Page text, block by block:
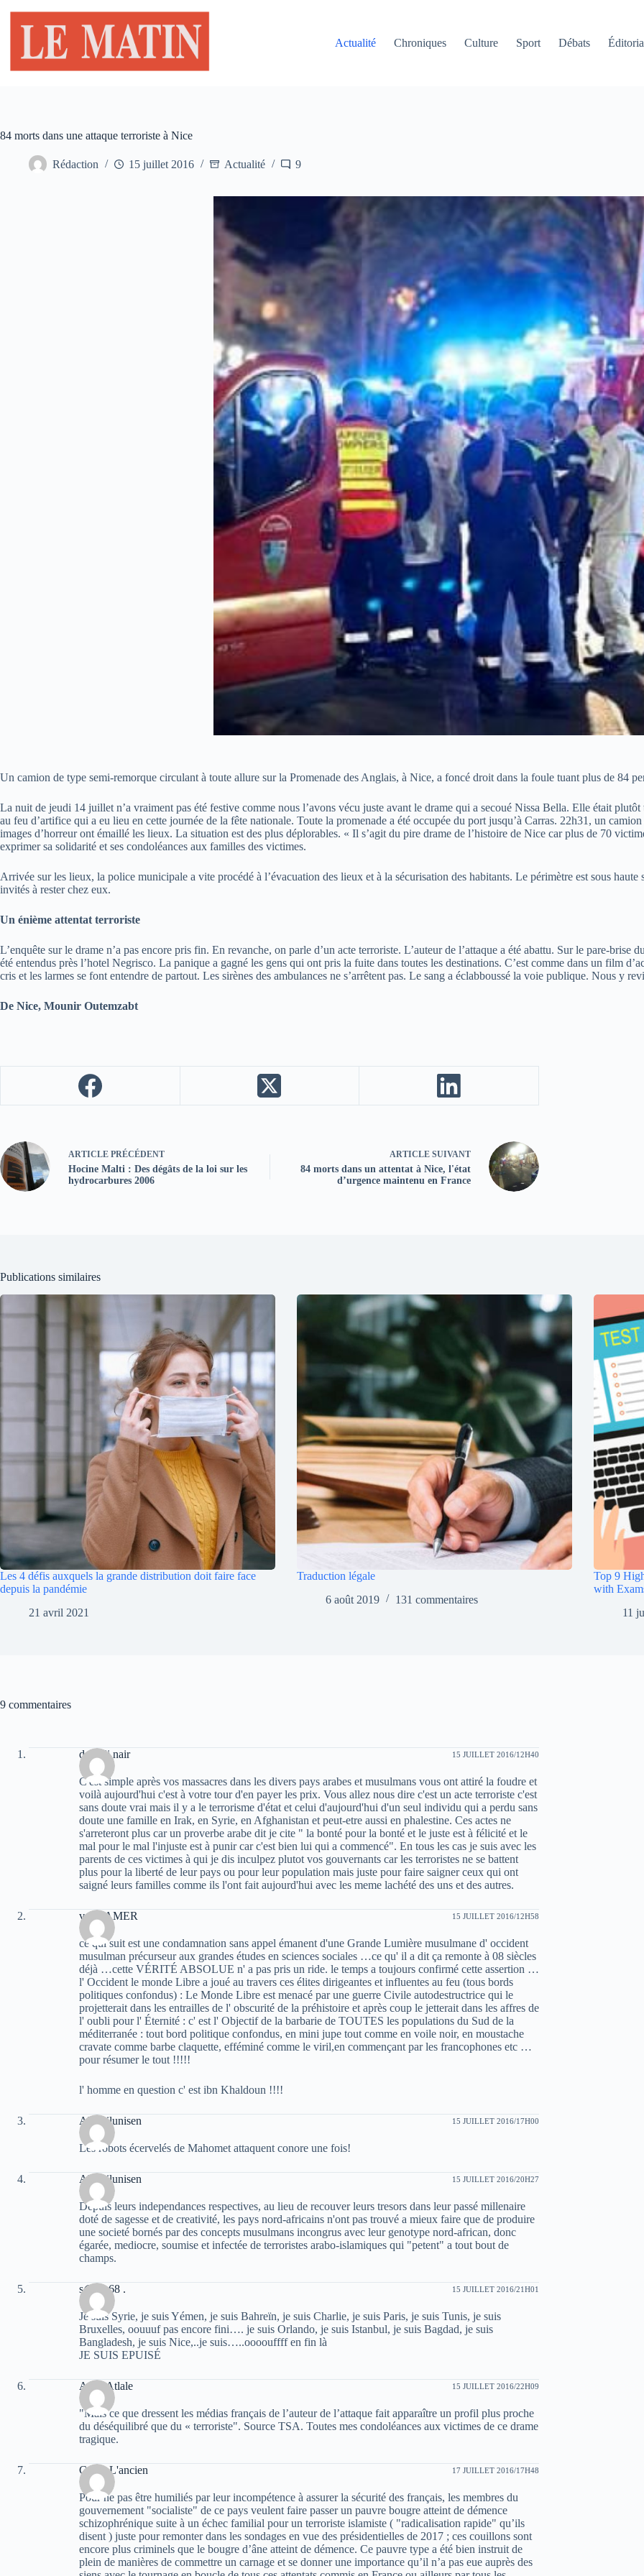
contenu
Actualité
Chroniques Culture Sport Débats
84 morts dans une attaque terroriste à Nice
Rédaction 15 juillet 2016 Actualité 9
Un camion de type semi-remorque circulant à toute allure sur la Promenade des Anglais, à Nice, a foncé droit dans la foule tuant plus de 84
La nuit de jeudi 14 juillet n’a vraiment pas été festive comme nous l’avons vécu juste avant le drame qui a secoué Nissa Bella. Elle était
au feu d’artifice qui a eu lieu en cette journée de la fête nationale. Toute la promenade a été occupée du port jusqu’à Carras. 22h31, un
images d’horreur ont émaillé les lieux. La situation est des plus déplorables. « Il s’agit du pire drame de l’histoire de Nice car plus de 70
exprimer sa solidarité et ses condoléances aux familles des victimes.
Arrivée sur les lieux, la police municipale a vite procédé à l’évacuation des lieux et à la sécurisation des habitants. Le périmètre est sous
invités à rester chez eux.
Un énième attentat terroriste
L’enquête sur le drame n’a pas encore pris fin. En revanche, on parle d’un acte terroriste. L’auteur de l’attaque a été abattu. Sur le pare-
été entendus près l’hotel Negrisco. La panique a gagné les gens qui ont pris la fuite dans toutes les destinations. C’est comme dans un film
cris et les larmes se font entendre de partout. Les sirènes des ambulances ne s’arrêtent pas. Le sang a éclabboussé la voie publique. Nous y
De Nice, Mounir Outemzabt
ARTICLE PRÉCÉDENT
Hocine Malti : Des dégâts de la loi sur les
hydrocarbures 2006
ARTICLE SUIVANT
84 morts dans un attentat à Nice, l'état
d’urgence maintenu en France
Publications similaires
Les 4 défis auxquels la grande distribution doit faire face
depuis la pandémie
21 avril 2021
Traduction légale
6 août 2019
131 commentaires
Top 9
with
11
9 commentaires
deradji nair 15 JUILLET 2016/12H40
C'est simple après vos massacres dans les divers pays arabes et musulmans vous ont attiré la foudre et
voilà aujourd'hui c'est à votre tour d'en payer les prix. Vous allez nous dire c'est un acte terroriste c'est
sans doute vrai mais il y a le terrorisme d'état et celui d'aujourd'hui d'un seul individu qui a perdu sans
doute une famille en Irak, en Syrie, en Afghanistan et peut-etre aussi en phalestine. Ces actes ne
s'arreteront plus car un proverbe arabe dit je cite " la bonté pour la bonté et le juste est à félicité et le
mal pour le mal l'injuste est à punir car c'est bien lui qui a commencé". En tous les cas je suis avec les
parents de ces victimes à qui je dis inculpez plutot vos gouvernants car les terroristes ne se battent
plus pour la liberté de leur pays ou pour leur population mais juste pour faire saigner ceux qui ont
saigné leurs familles comme ils l'ont fait aujourd'hui avec les meme lachété des uns et des autres.
veriteAMER 15 JUILLET 2016/12H58
ce qui suit est une condamnation sans appel émanent d'une Grande Lumière musulmane d' occident
musulman précurseur aux grandes études en sciences sociales …ce qu' il a dit ça remonte à 08 siècles
déjà …cette VÉRITÉ ABSOLUE n' a pas pris un ride. le temps a toujours confirmé cette assertion …
l' Occident le monde Libre a joué au travers ces élites dirigeantes et influentes au feu (tous bords
politiques confondus) : Le Monde Libre est menacé par une guerre Civile autodestructrice qui le
projetterait dans les entrailles de l' obscurité de la préhistoire et après coup le jetterait dans les affres de
l' oubli pour l' Éternité : c' est l' Objectif de la barbarie de TOUTES les populations du Sud de la
méditerranée : tout bord politique confondus, en mini jupe tout comme en voile noir, en moustache
cravate comme barbe claquette, efféminé comme le viril,en commençant par les francophones etc …
pour résumer le tout !!!!!
l' homme en question c' est ibn Khaldoun !!!!
Aksil ilunisen 15 JUILLET 2016/17H00
Les robots écervelés de Mahomet attaquent conore une fois!
Aksil ilunisen 15 JUILLET 2016/20H27
Depuis leurs independances respectives, au lieu de recouver leurs tresors dans leur passé millenaire
doté de sagesse et de creativité, les pays nord-africains n'ont pas trouvé a mieux faire que de produire
une societé bornés par des concepts musulmans incongrus avec leur genotype nord-african, donc
égarée, mediocre, soumise et infectée de terroristes arabo-islamiques qui "petent" a tout bout de
champs.
s@ber68 . 15 JUILLET 2016/21H01
Je suis Syrie, je suis Yémen, je suis Bahreïn, je suis Charlie, je suis Paris, je suis Tunis, je suis
Bruxelles, oouuuf pas encore fini…. je suis Orlando, je suis Istanbul, je suis Bagdad, je suis
Bangladesh, je suis Nice,..je suis…..oooouffff en fin là
JE SUIS EPUISÉ
Atala Atlale 15 JUILLET 2016/22H09
"Mais ce que dressent les médias français de l’auteur de l’attaque fait apparaître un profil plus proche
du déséquilibré que du « terroriste". Source TSA. Toutes mes condoléances aux victimes de ce drame
tragique.
Caton L'ancien 17 JUILLET 2016/17H48
Pour ne pas être humiliés par leur incompétence à assurer la sécurité des français, les membres du
gouvernement "socialiste" de ce pays veulent faire passer un pauvre bougre atteint de démence
schizophrénique suite à un échec familial pour un terroriste islamiste ( "radicalisation rapide" qu’ils
disent ) juste pour remonter dans les sondages en vue des présidentielles de 2017 ; ces couillons sont
encore plus criminels que le bougre d’âne atteint de démence. Ce pauvre type a été bien instruit de
plein de manières de commettre un carnage et se donner une importance qu’il n’a pas eue auprès des